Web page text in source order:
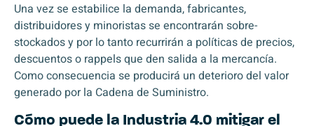
Una vez se estabilice la demanda, fabricantes,
distribuidores y minoristas se encontrarán sobre-
stockados y por lo tanto recurrirán a políticas de precios,
descuentos o rappels que den salida a la mercancía.
Como consecuencia se producirá un deterioro del valor
generado por la Cadena de Suministro.
Cómo puede la Industria 4.0 mitigar el